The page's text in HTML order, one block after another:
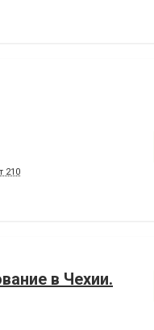
210
в Чехии.